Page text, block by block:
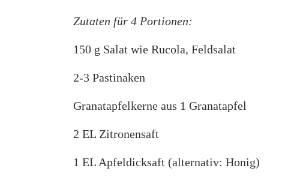
Zutaten für 4 Portionen:
150 g Salat wie Rucola, Feldsalat
2-3 Pastinaken
Granatapfelkerne aus 1 Granatapfel
2 EL Zitronensaft
1 EL Apfeldicksaft (alternativ: Honig)